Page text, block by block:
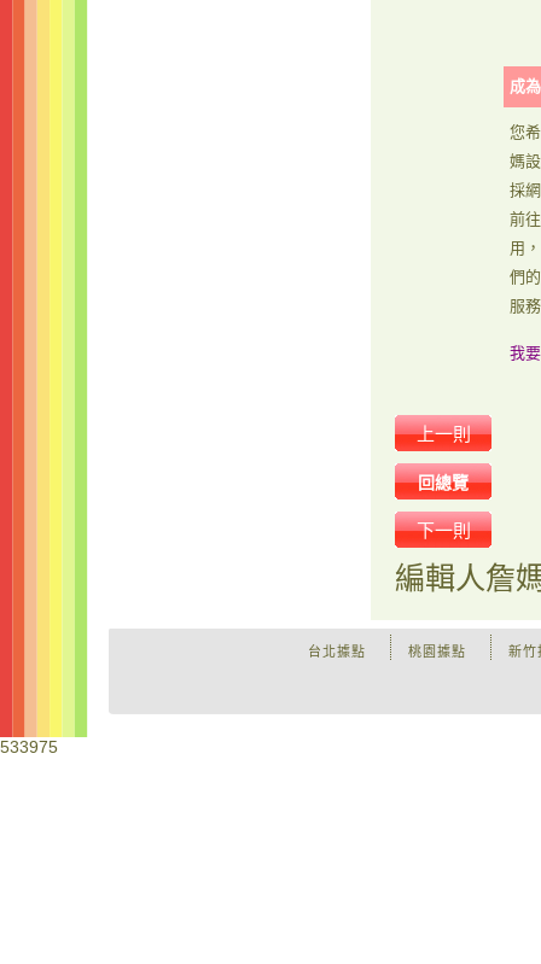
成
您
媽
採
前
用
們
服
我
上一則
回總覽
下一則
編輯人詹
新竹
桃園據點
台北據點
533975